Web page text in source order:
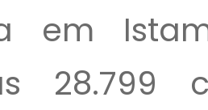
em
28.799